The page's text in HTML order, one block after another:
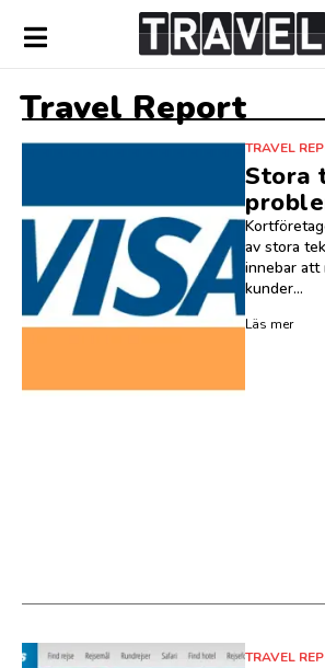
Travel Report
TRAVEL
Stora
av stora
innebar att
kunder...
Läs mer
TRAVEL